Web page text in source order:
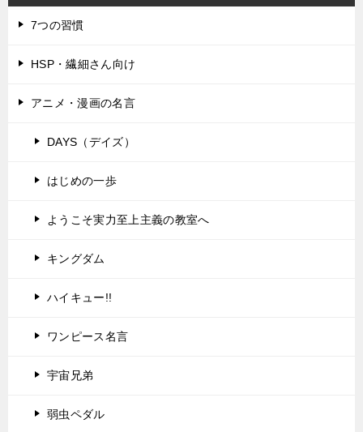
7つの習慣
HSP・繊細さん向け
アニメ・漫画の名言
DAYS（デイズ）
はじめの一歩
ようこそ実力至上主義の教室へ
キングダム
ハイキュー!!
ワンピース名言
宇宙兄弟
弱虫ペダル